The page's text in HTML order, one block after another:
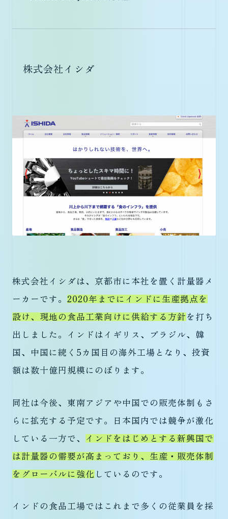
株式会社イシダ
株式会社イシダは、京都市に本社を置く計量器メ
ーカーです。 2020年までにインドに生産拠点を
設け、現地の食品工業向けに供給する方針 を打ち
出しました。インドはイギリス、ブラジル、韓
国、中国に続く5カ国目の海外工場となり、投資
額は数十億円規模にのぼります。
同社は今後、東南アジアや中国での販売体制もさ
らに拡充する予定です。日本国内では競争が激化
している一方で、 インドをはじめとする新興国で
は計量器の需要が高まっており、生産・販売体制
をグローバルに強化 しているのです。
インドの食品工場ではこれまで多くの従業員を採